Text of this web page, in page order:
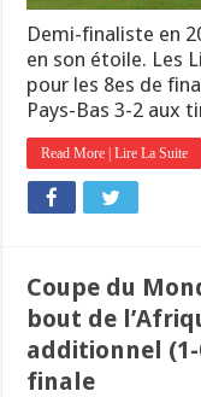
Demi-finaliste en
en son étoile. Les
pour les 8es de
Pays-Bas 3-2 aux
Read More | Lire La Suite
Coupe du
bout de
additionnel (1-
finale